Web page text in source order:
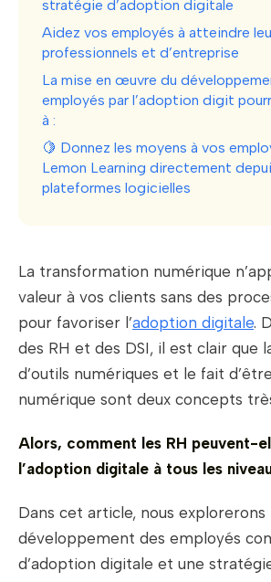
stratégie d’adoption digitale
Aidez vos employés à atteindre
professionnels et d’entreprise
La mise en œuvre du
employés par l’adoption digit
à :
🍋 Donnez les moyens à vos
Lemon Learning directement
plateformes logicielles
La transformation numérique
valeur à vos clients sans des
pour favoriser l’adoption digitale.
des RH et des DSI, il est clair que
d’outils numériques et le fait
numérique sont deux concepts
Alors, comment les RH peuvent-
l’adoption digitale à tous les
Dans cet article, nous explorerons
développement des employés
d’adoption digitale et une